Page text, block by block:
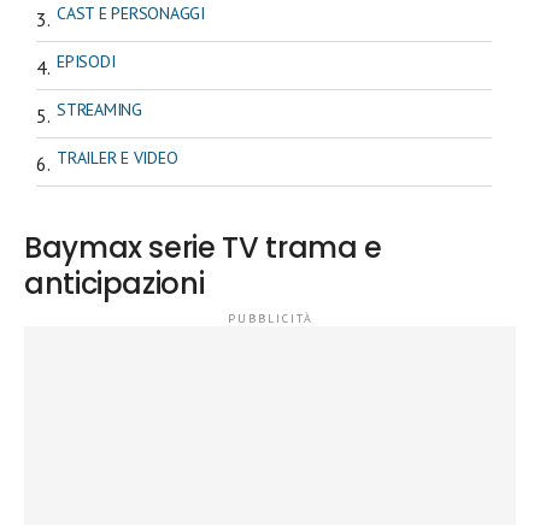
CAST E PERSONAGGI
EPISODI
STREAMING
TRAILER E VIDEO
Baymax serie TV trama e
anticipazioni